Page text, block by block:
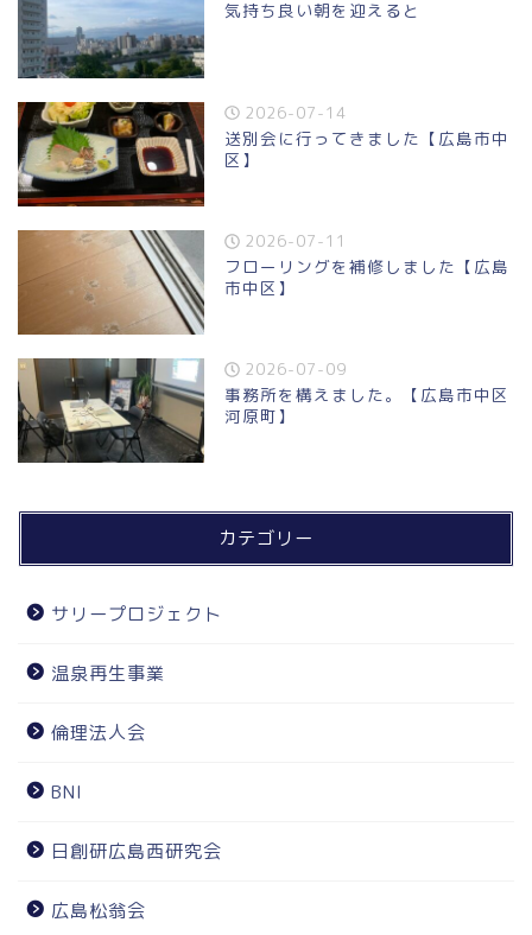
気持ち良い朝を迎えると
2026-07-14
送別会に行ってきました【広島市中
区】
2026-07-11
フローリングを補修しました【広島
市中区】
2026-07-09
事務所を構えました。【広島市中区
河原町】
カテゴリー
サリープロジェクト
温泉再生事業
倫理法人会
BNI
日創研広島西研究会
広島松翁会